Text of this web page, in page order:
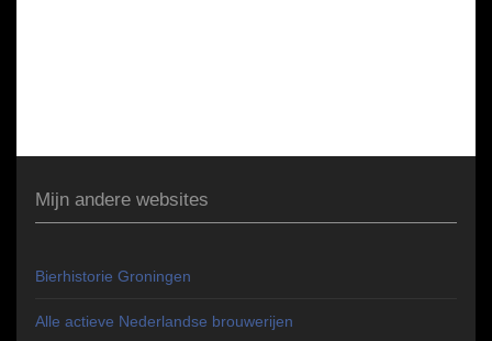
Mijn andere websites
Bierhistorie Groningen
Alle actieve Nederlandse brouwerijen